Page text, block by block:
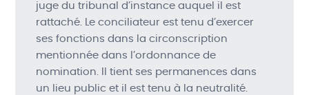
juge du tribunal d’instance auquel il est
rattaché. Le conciliateur est tenu d’exercer
ses fonctions dans la circonscription
mentionnée dans l’ordonnance de
nomination. Il tient ses permanences dans
un lieu public et il est tenu à la neutralité.